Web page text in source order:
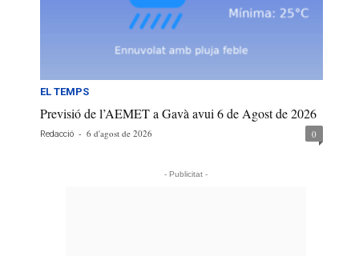
EL TEMPS
Previsió de l’AEMET a Gavà avui 6 de Agost de 2026
Redacció - 6 d'agost de 2026 0
- Publicitat -